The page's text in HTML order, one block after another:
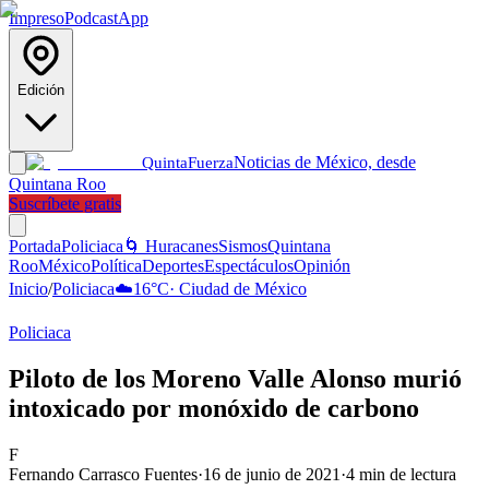
ImpresoPodcastApp
Edición
QuintaFuerzaNoticias de México, desde
Quintana Roo
Suscríbete gratis
PortadaPoliciaca 🌀 HuracanesSismosQuintana
RooMéxicoPolíticaDeportesEspectáculosOpinión
Inicio/Policiaca☁️16°C· Ciudad de México
Policiaca
Piloto de los Moreno Valle Alonso murió
intoxicado por monóxido de carbono
F
Fernando Carrasco Fuentes·16 de junio de 2021 ·4 min de lectura